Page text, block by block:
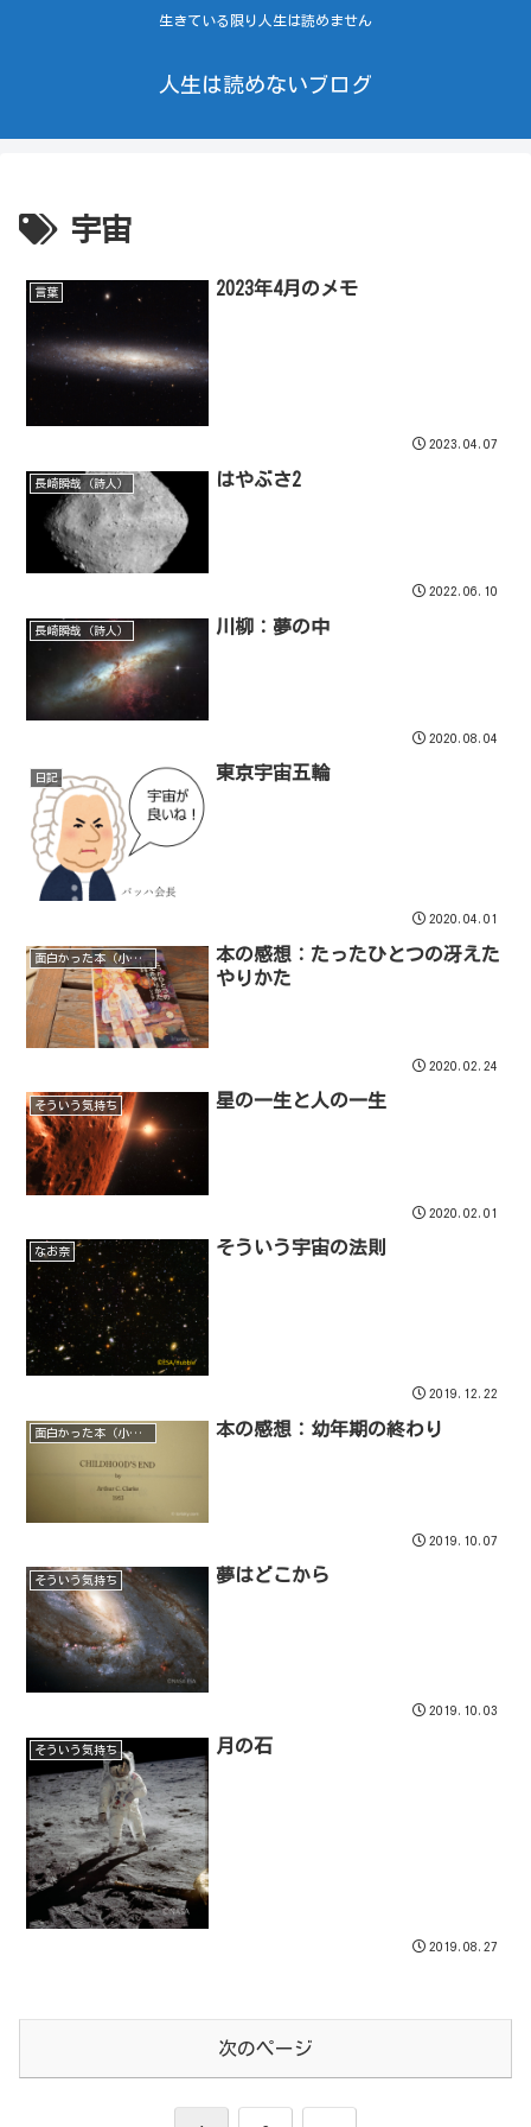
生きている限り人生は読めません
人生は読めないブログ
宇宙
言葉 2023年4月のメモ
2023.04.07
長崎瞬哉（詩人） はやぶさ2
2022.06.10
長崎瞬哉（詩人） 川柳：夢の中
2020.08.04
日記 東京宇宙五輪
2020.04.01
面白かった本（小説）
本の感想：たったひとつの冴えた
やりかた
2020.02.24
そういう気持ち 星の一生と人の一生
2020.02.01
なお奈 そういう宇宙の法則
2019.12.22
面白かった本（小説） 本の感想：幼年期の終わり
2019.10.07
そういう気持ち 夢はどこから
2019.10.03
そういう気持ち 月の石
2019.08.27
次のページ